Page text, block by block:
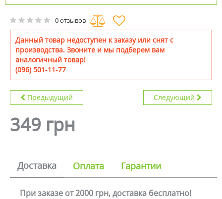
0 отзывов
Данный товар недоступен к заказу или снят с
производства. Звоните и мы подберем вам
аналогичный товар!
(096) 501-11-77
Предыдущий Следующий
349 грн
Доставка Оплата Гарантии
При заказе от 2000 грн, доставка бесплатно!